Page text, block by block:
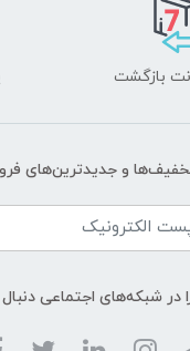
و جدیدترین‌های
در شبکه‌های اجتماعی